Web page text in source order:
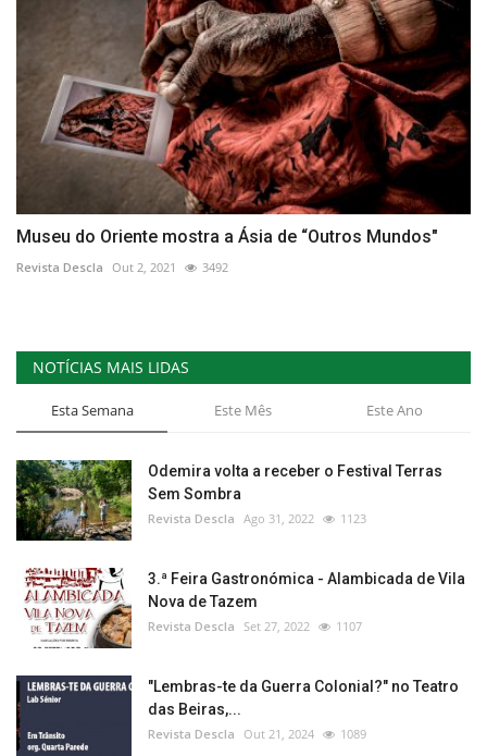
Museu do Oriente mostra a Ásia de “Outros Mundos"
Revista Descla Out 2, 2021 3492
NOTÍCIAS MAIS LIDAS
Esta Semana Este Mês Este Ano
Odemira volta a receber o Festival Terras
Sem Sombra
Revista Descla Ago 31, 2022 1123
3.ª Feira Gastronómica - Alambicada de Vila
Nova de Tazem
Revista Descla Set 27, 2022 1107
"Lembras-te da Guerra Colonial?" no Teatro
das Beiras,...
Revista Descla Out 21, 2024 1089